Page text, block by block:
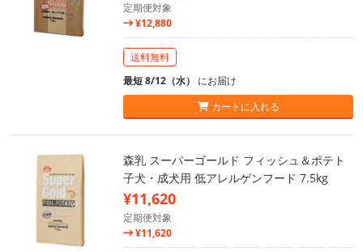
定期便対象
¥12,880
送料無料
最短 8/12（水） にお届け
カートに入れる
森乳 スーパーゴールド フィッシュ＆ポテト
子犬・成犬用 低アレルゲンフード 7.5kg
¥11,620
定期便対象
¥11,620